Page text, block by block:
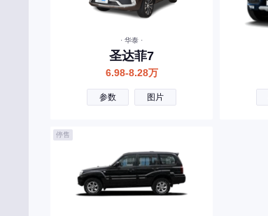
· 华泰 ·
圣达菲7
6.98-8.28万
参数 图片
停售
长安欧尚
昌河
曹操汽车